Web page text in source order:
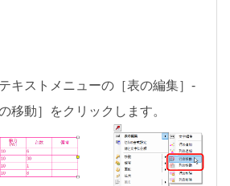
キストメニューの［表の編集］-
移動］をクリックします。